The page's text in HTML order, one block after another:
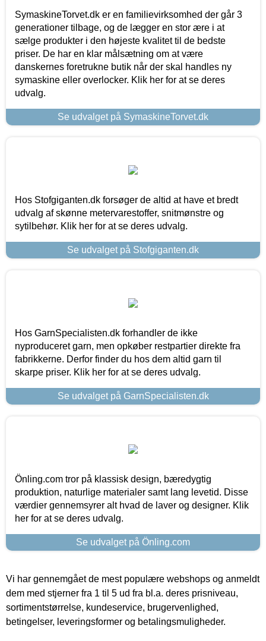
SymaskineTorvet.dk er en familievirksomhed der går 3
generationer tilbage, og de lægger en stor ære i at
sælge produkter i den højeste kvalitet til de bedste
priser. De har en klar målsætning om at være
danskernes foretrukne butik når der skal handles ny
symaskine eller overlocker. Klik her for at se deres
udvalg.
Se udvalget på SymaskineTorvet.dk
Hos Stofgiganten.dk forsøger de altid at have et bredt
udvalg af skønne metervarestoffer, snitmønstre og
sytilbehør. Klik her for at se deres udvalg.
Se udvalget på Stofgiganten.dk
Hos GarnSpecialisten.dk forhandler de ikke
nyproduceret garn, men opkøber restpartier direkte fra
fabrikkerne. Derfor finder du hos dem altid garn til
skarpe priser. Klik her for at se deres udvalg.
Se udvalget på GarnSpecialisten.dk
Önling.com tror på klassisk design, bæredygtig
produktion, naturlige materialer samt lang levetid. Disse
værdier gennemsyrer alt hvad de laver og designer. Klik
her for at se deres udvalg.
Se udvalget på Önling.com
Vi har gennemgået de mest populære webshops og anmeldt
dem med stjerner fra 1 til 5 ud fra bl.a. deres prisniveau,
sortimentstørrelse, kundeservice, brugervenlighed,
betingelser, leveringsformer og betalingsmuligheder.